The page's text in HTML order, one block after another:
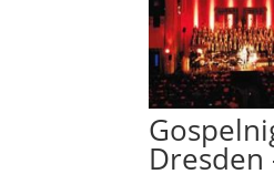
Dresden